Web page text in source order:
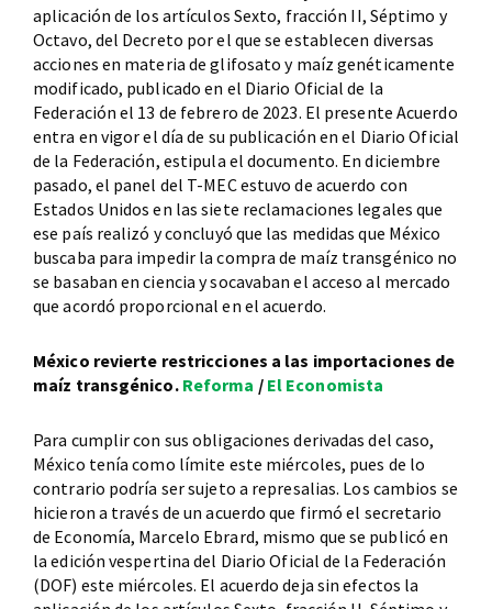
aplicación de los artículos Sexto, fracción II, Séptimo y
Octavo, del Decreto por el que se establecen diversas
acciones en materia de glifosato y maíz genéticamente
modificado, publicado en el Diario Oficial de la
Federación el 13 de febrero de 2023. El presente Acuerdo
entra en vigor el día de su publicación en el Diario Oficial
de la Federación, estipula el documento. En diciembre
pasado, el panel del T-MEC estuvo de acuerdo con
Estados Unidos en las siete reclamaciones legales que
ese país realizó y concluyó que las medidas que México
buscaba para impedir la compra de maíz transgénico no
se basaban en ciencia y socavaban el acceso al mercado
que acordó proporcional en el acuerdo.
México revierte restricciones a las importaciones de
maíz transgénico. Reforma / El Economista
Para cumplir con sus obligaciones derivadas del caso,
México tenía como límite este miércoles, pues de lo
contrario podría ser sujeto a represalias. Los cambios se
hicieron a través de un acuerdo que firmó el secretario
de Economía, Marcelo Ebrard, mismo que se publicó en
la edición vespertina del Diario Oficial de la Federación
(DOF) este miércoles. El acuerdo deja sin efectos la